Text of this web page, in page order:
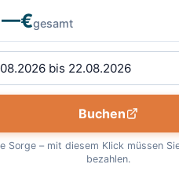
—€gesamt
Buchen
Sorge – mit diesem Klick müssen
bezahlen.